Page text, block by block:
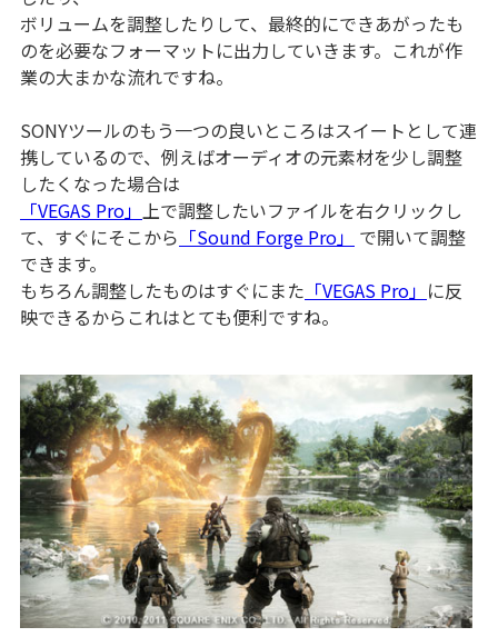
ボリュームを調整したりして、最終的にできあがったも
のを必要なフォーマットに出力していきます。これが作
業の大まかな流れですね。
SONYツールのもう一つの良いところはスイートとして連
携しているので、例えばオーディオの元素材を少し調整
したくなった場合は
「VEGAS Pro」
上で調整したいファイルを右クリックし
て、すぐにそこから 「Sound Forge Pro」
で開いて調整
できます。
もちろん調整したものはすぐにまた 「VEGAS Pro」 に反
映できるからこれはとても便利ですね。